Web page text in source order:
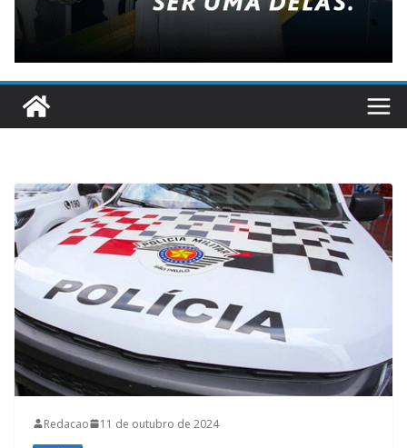
Redacao 11 de outubro de 2024